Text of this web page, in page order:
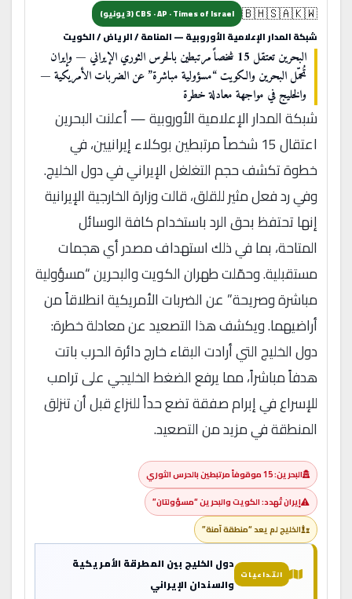
🇧🇭🇸🇦🇰🇼 CBS · AP · Times of Israel (3 يونيو)
شبكة المدار الإعلامية الأوروبية — المنامة / الرياض / الكويت
البحرين تعتقل 15 شخصاً مرتبطين بالحرس الثوري الإيراني — وإيران
تُحمّل البحرين والكويت “مسؤولية مباشرة” عن الضربات الأمريكية —
والخليج في مواجهة معادلة خطرة
شبكة المدار الإعلامية الأوروبية — أعلنت البحرين
اعتقال 15 شخصاً مرتبطين بوكلاء إيرانيين، في
خطوة تكشف حجم التغلغل الإيراني في دول الخليج.
وفي رد فعل مثير للقلق، قالت وزارة الخارجية الإيرانية
إنها تحتفظ بحق الرد باستخدام كافة الوسائل
المتاحة، بما في ذلك استهداف مصدر أي هجمات
مستقبلية. وحمّلت طهران الكويت والبحرين “مسؤولية
مباشرة وصريحة” عن الضربات الأمريكية انطلاقاً من
أراضيهما. ويكشف هذا التصعيد عن معادلة خطرة:
دول الخليج التي أرادت البقاء خارج دائرة الحرب باتت
هدفاً مباشراً، مما يرفع الضغط الخليجي على ترامب
للإسراع في إبرام صفقة تضع حداً للنزاع قبل أن تنزلق
المنطقة في مزيد من التصعيد.
البحرين: 15 موقوفاً مرتبطين بالحرس الثوري
إيران تُهدد: الكويت والبحرين “مسؤولتان”
الخليج لم يعد “منطقة آمنة”
التداعيات
دول الخليج بين المطرقة الأمريكية
والسندان الإيراني